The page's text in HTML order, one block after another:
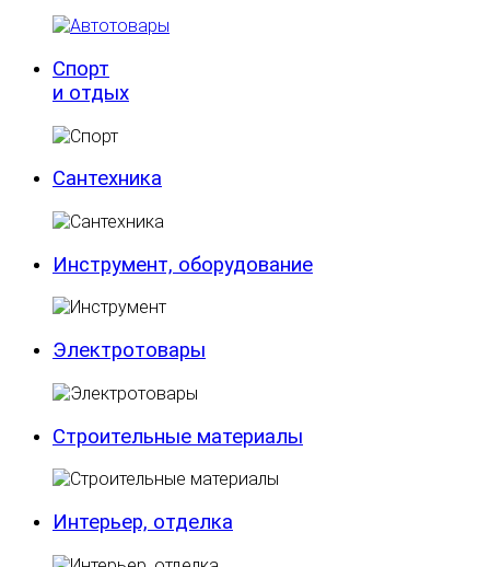
Спорт
и отдых
Сантехника
Инструмент, оборудование
Электротовары
Строительные материалы
Интерьер, отделка